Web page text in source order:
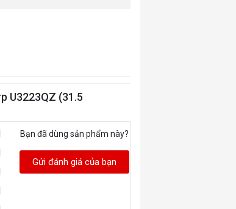
U3223QZ (31.5
Bạn đã dùng sản phẩm này?
Gửi đánh giá của bạn